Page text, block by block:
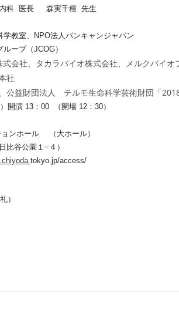
森実千種 先生
室、NPO法人パンキャンジャパン
ープ（JCOG）
社、タカラバイオ株式会社、メルクバイオ
社
法人 テルモ生命科学芸術財団「2018年
演 13：00 （開場 12：30）
ール （大ホール）
公園１−４）
tokyo.jp/access/
）